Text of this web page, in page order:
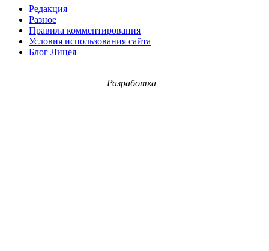
Редакция
Разное
Правила комментирования
Условия использования сайта
Блог Лицея
Разработка